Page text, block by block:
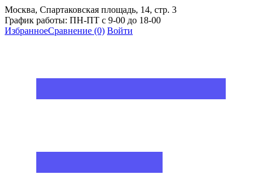
Москва, Спартаковская площадь, 14, стр. 3
График работы: ПН-ПТ с 9-00 до 18-00
ИзбранноеСравнение (0) Войти